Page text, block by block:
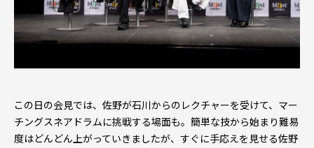
この日の会見では、佐野が石川からのレクチャーを受けて、マー
チングスネアドラムに挑戦する場面も。簡単な技から始まり難易
度はどんどん上がっていきましたが、すぐに手応えを見せる佐野